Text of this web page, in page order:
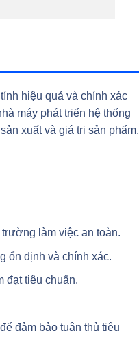
hiệu quả và chính xác
máy phát triển hệ thống
xuất và giá trị sản phẩm.
làm việc an toàn.
ổn định và chính xác.
đạt tiêu chuẩn.
đảm bảo tuân thủ tiêu